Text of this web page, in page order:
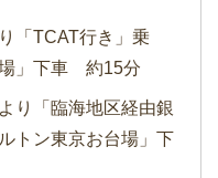
「TCAT行き」乗
」下車 約15分
り「臨海地区経由銀
トン東京お台場」下